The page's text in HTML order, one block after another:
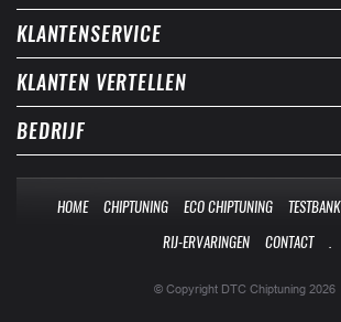
KLANTENSERVICE
KLANTEN VERTELLEN
BEDRIJF
HOME CHIPTUNING ECO CHIPTUNING TESTBANK
RIJ-ERVARINGEN
CONTACT
© Copyright DTC Chiptuning 2026